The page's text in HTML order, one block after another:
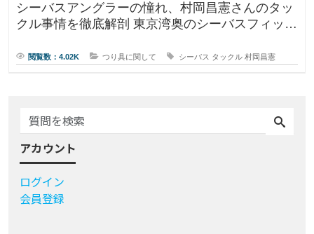
シーバスアングラーの憧れ、村岡昌憲さんのタッ
クル事情を徹底解剖 東京湾奥のシーバスフィッシ
閲覧数：4.02K つり具に関して シーバス タックル 村岡昌憲
アカウント
ログイン
会員登録